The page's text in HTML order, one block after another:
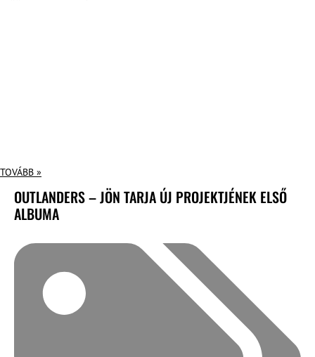
TOVÁBB »
OUTLANDERS – JÖN TARJA ÚJ PROJEKTJÉNEK ELSŐ
ALBUMA